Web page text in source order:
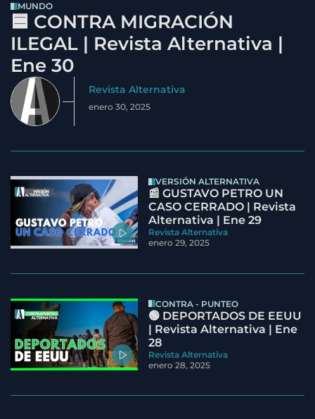
MUNDO
🟦 CONTRA MIGRACIÓN
ILEGAL | Revista Alternativa |
Ene 30
Revista Alternativa
enero 30, 2025
VERSIÓN ALTERNATIVA
📰 GUSTAVO PETRO UN
CASO CERRADO | Revista
Alternativa | Ene 29
Revista Alternativa
enero 29, 2025
CONTRA - PUNTEO
🟢 DEPORTADOS DE EEUU
| Revista Alternativa | Ene
28
Revista Alternativa
enero 28, 2025